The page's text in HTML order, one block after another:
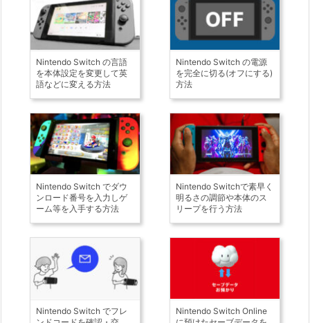
Nintendo Switch の言語
を本体設定を変更して英
語などに変える方法
Nintendo Switch の電源
を完全に切る(オフにする)
方法
Nintendo Switch でダウ
ンロード番号を入力しゲ
ーム等を入手する方法
Nintendo Switchで素早く
明るさの調節や本体のス
リープを行う方法
Nintendo Switch でフレ
Nintendo Switch Online